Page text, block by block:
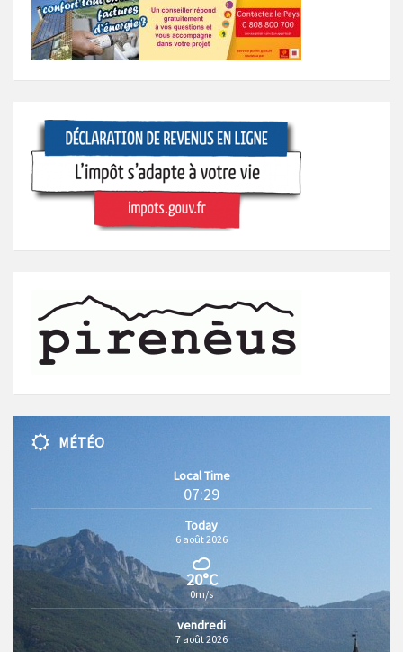
MÉTÉO
Local Time
07:29
Today
6 août 2026
20°C
0m/s
vendredi
7 août 2026